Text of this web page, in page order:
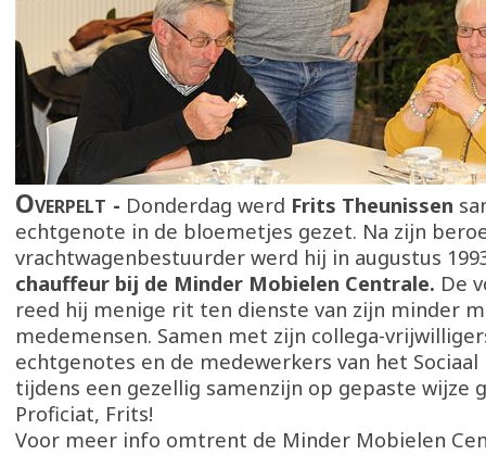
Overpelt Donderdag werd Frits Theunissen
echtgenote in de bloemetjes gezet. Na zijn
vrachtwagenbestuurder werd hij in augustus
chauffeur bij de Minder Mobielen Centrale. De
reed hij menige rit ten dienste van zijn minder
medemensen. Samen met zijn collega-
echtgenotes en de medewerkers van het
tijdens een gezellig samenzijn op gepaste wijze
Proficiat, Frits!
Voor meer info omtrent de Minder Mobielen